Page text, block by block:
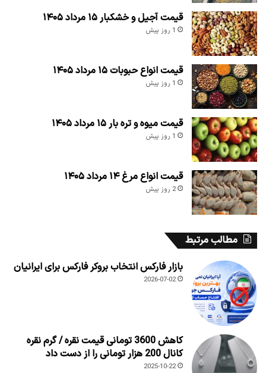
قیمت آجیل و خشکبار ۱۵ مرداد ۱۴۰۵
1 روز پیش
قیمت انواع حبوبات ۱۵ مرداد ۱۴۰۵
1 روز پیش
قیمت میوه و تره بار ۱۵ مرداد ۱۴۰۵
1 روز پیش
قیمت انواع مرغ ۱۴ مرداد ۱۴۰۵
2 روز پیش
مطالب مرتبط
بازار فارکس انتخاب بروکر فارکس برای ایرانیان
2026-07-02
کاهش 3600 تومانی قیمت نقره / گرم نقره
کانال 200 هزار تومانی را از دست داد
2025-10-22